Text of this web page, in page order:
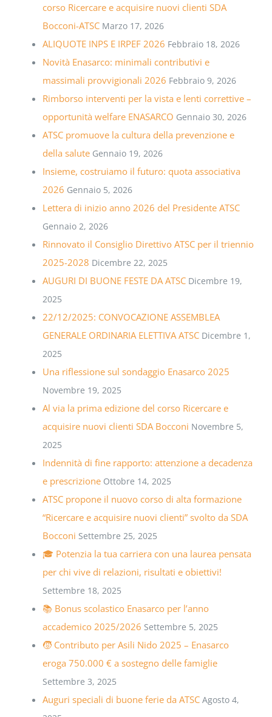
corso Ricercare e acquisire nuovi clienti SDA
Bocconi-ATSC Marzo 17, 2026
ALIQUOTE INPS E IRPEF 2026 Febbraio 18, 2026
Novità Enasarco: minimali contributivi e
massimali provvigionali 2026 Febbraio 9, 2026
Rimborso interventi per la vista e lenti correttive –
opportunità welfare ENASARCO Gennaio 30, 2026
ATSC promuove la cultura della prevenzione e
della salute Gennaio 19, 2026
Insieme, costruiamo il futuro: quota associativa
2026 Gennaio 5, 2026
Lettera di inizio anno 2026 del Presidente ATSC
Gennaio 2, 2026
Rinnovato il Consiglio Direttivo ATSC per il triennio
2025-2028 Dicembre 22, 2025
AUGURI DI BUONE FESTE DA ATSC Dicembre 19,
2025
22/12/2025: CONVOCAZIONE ASSEMBLEA
GENERALE ORDINARIA ELETTIVA ATSC Dicembre 1,
2025
Una riflessione sul sondaggio Enasarco 2025
Novembre 19, 2025
Al via la prima edizione del corso Ricercare e
acquisire nuovi clienti SDA Bocconi Novembre 5,
2025
Indennità di fine rapporto: attenzione a decadenza
e prescrizione Ottobre 14, 2025
ATSC propone il nuovo corso di alta formazione
“Ricercare e acquisire nuovi clienti” svolto da SDA
Bocconi Settembre 25, 2025
🎓 Potenzia la tua carriera con una laurea pensata
per chi vive di relazioni, risultati e obiettivi!
Settembre 18, 2025
📚 Bonus scolastico Enasarco per l’anno
accademico 2025/2026 Settembre 5, 2025
🧒 Contributo per Asili Nido 2025 – Enasarco
eroga 750.000 € a sostegno delle famiglie
Settembre 3, 2025
Auguri speciali di buone ferie da ATSC Agosto 4,